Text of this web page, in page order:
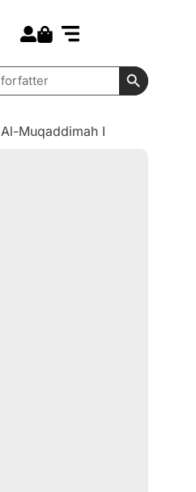
Search
Al-Muqaddimah I